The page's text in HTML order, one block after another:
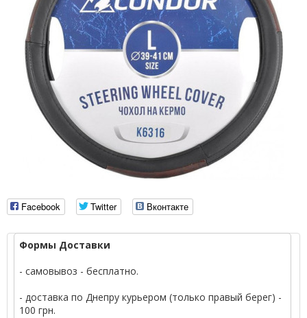
Facebook Twitter Вконтакте
Формы Доставки
- самовывоз - бесплатно.
- доставка по Днепру курьером (только правый берег) -
100 грн.